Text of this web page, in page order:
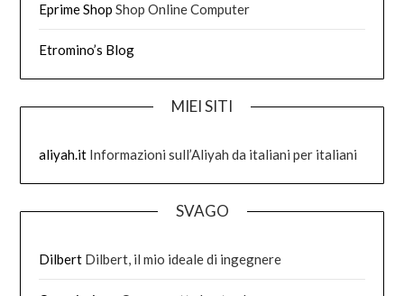
Eprime Shop Shop Online Computer
Etromino’s Blog
MIEI SITI
aliyah.it Informazioni sull’Aliyah da italiani per italiani
SVAGO
Dilbert Dilbert, il mio ideale di ingegnere